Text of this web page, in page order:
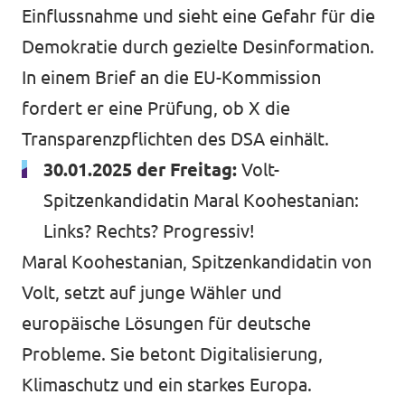
Einflussnahme und sieht eine Gefahr für die
Demokratie durch gezielte Desinformation.
In einem Brief an die EU-Kommission
fordert er eine Prüfung, ob X die
Transparenzpflichten des DSA einhält.
30.01.2025 der Freitag: Volt-
Spitzenkandidatin Maral Koohestanian:
Links? Rechts? Progressiv!
Maral Koohestanian, Spitzenkandidatin von
Volt, setzt auf junge Wähler und
europäische Lösungen für deutsche
Probleme. Sie betont Digitalisierung,
Klimaschutz und ein starkes Europa.